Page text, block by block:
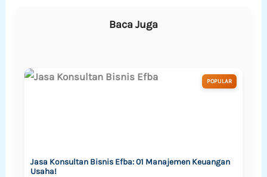
Baca Juga
POPULAR
Jasa Konsultan Bisnis Efba: 01 Manajemen Keuangan
Usaha!